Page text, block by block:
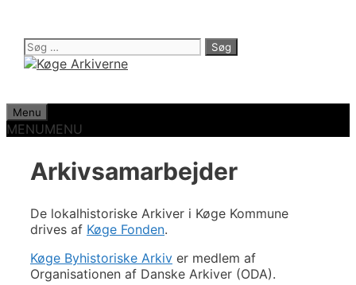
indhold
Søg
efter:
Menu
MENUMENU
Arkivsamarbejder
De lokalhistoriske Arkiver i Køge Kommune
drives af Køge Fonden.
Køge Byhistoriske Arkiv er medlem af
Organisationen af Danske Arkiver (ODA).